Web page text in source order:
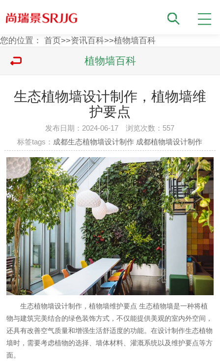
您的位置： 首页>>资讯百科>>植物墙百科
植物墙百科
生态植物墙设计制作，植物墙维
护要点
发布日期：2024-06-17 浏览次数： 557
标签tags： 成都生态植物墙设计制作 成都植物墙设计制作
生态植物墙设计制作 ，植物墙维护要点 生态植物墙是一种将植
物与建筑完美结合的绿色装饰方式，不仅能提供美观的室内外空间，
还具有改善空气质量和增强生活舒适度的功能。在设计制作生态植物
墙时，需要考虑植物的选择、墙体材料、灌溉系统以及维护要点等方
面。